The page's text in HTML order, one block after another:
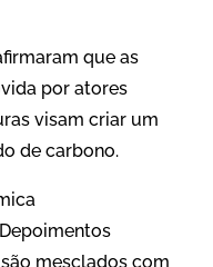
que as
por atores
visam criar um
de carbono.
mesclados com